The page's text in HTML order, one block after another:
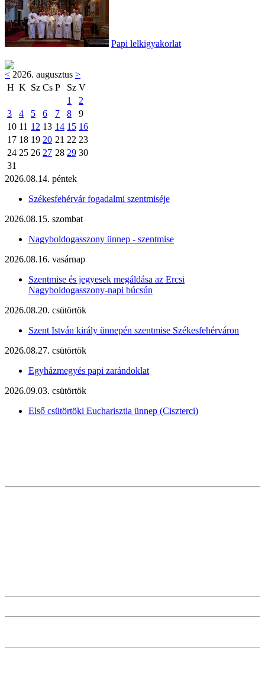
Papi lelkigyakorlat
< 2026. augusztus >
H K Sz Cs P Sz V
1
2
3
4 5 6 7 8
9
10 11 12 13 14 15 16
17 18 19 20 21 22 23
24 25 26 27 28 29 30
31
2026.08.14. péntek
Székesfehérvár fogadalmi szentmiséje
2026.08.15. szombat
Nagyboldogasszony ünnep - szentmise
2026.08.16. vasárnap
Szentmise és jegyesek megáldása az Ercsi
Nagyboldogasszony-napi búcsún
2026.08.20. csütörtök
Szent István király ünnepén szentmise Székesfehérváron
2026.08.27. csütörtök
Egyházmegyés papi zarándoklat
2026.09.03. csütörtök
Első csütörtöki Eucharisztia ünnep (Ciszterci)